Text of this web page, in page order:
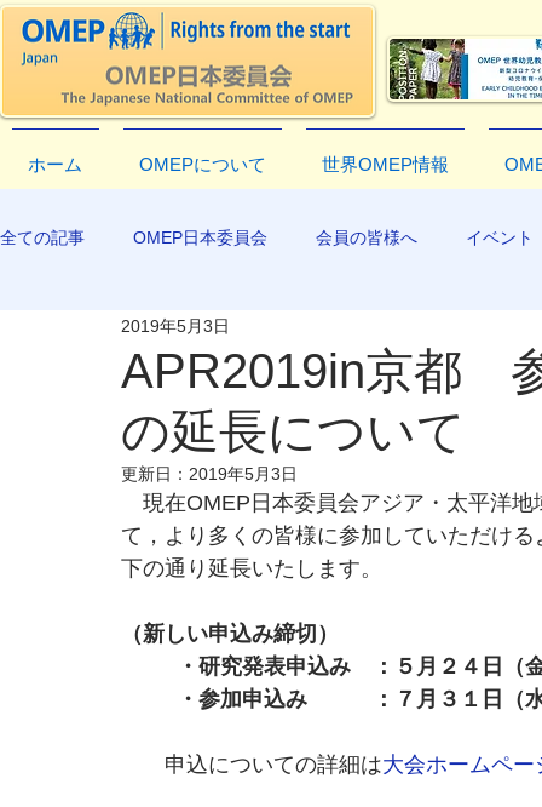
ホーム OMEPについて 世界OMEP情報
全ての記事 OMEP日本委員会 会員の皆様へ イベント
EXCO-COMMUNICATION
APR2019in京都
の延長について
2019年5月3日
更新日： 2019年5月3日
現在OMEP日本委員会アジア・太平洋地
て，より多くの皆様に参加していただけ
下の通り延長いたします。
（新しい申込み締切）
・研究発表申込み　：５月２４日（
　　・参加申込み　　　：７月３１日（
申込についての詳細は大会ホームペー